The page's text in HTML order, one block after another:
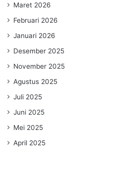
Maret 2026
Februari 2026
Januari 2026
Desember 2025
November 2025
Agustus 2025
Juli 2025
Juni 2025
Mei 2025
April 2025